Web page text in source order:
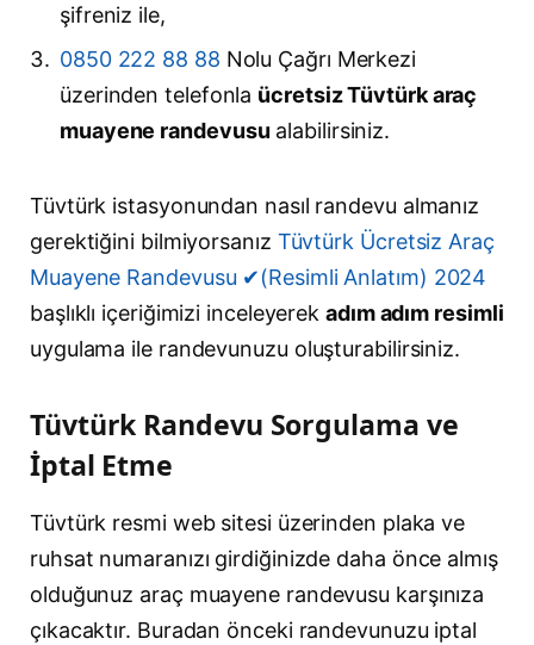
şifreniz ile,
0850 222 88 88 Nolu Çağrı Merkezi
üzerinden telefonla ücretsiz Tüvtürk araç
muayene randevusu alabilirsiniz.
Tüvtürk istasyonundan nasıl randevu almanız
gerektiğini bilmiyorsanız Tüvtürk Ücretsiz Araç
Muayene Randevusu ✔(Resimli Anlatım) 2024
başlıklı içeriğimizi inceleyerekadım adım resimli
uygulama ile randevunuzu oluşturabilirsiniz.
Tüvtürk Randevu Sorgulama ve
İptal Etme
Tüvtürk resmi web sitesi üzerinden plaka ve
ruhsat numaranızı girdiğinizde daha önce almış
olduğunuz araç muayene randevusu karşınıza
çıkacaktır. Buradan önceki randevunuzu iptal